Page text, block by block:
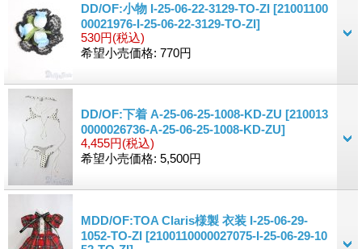
DD/OF:小物 I-25-06-22-3129-TO-ZI [21001100
00021976-I-25-06-22-3129-TO-ZI]
530円(税込)
希望小売価格: 770円
DD/OF:下着 A-25-06-25-1008-KD-ZU [210013
0000026736-A-25-06-25-1008-KD-ZU]
4,455円(税込)
希望小売価格: 5,500円
MDD/OF:TOA Claris様製 衣装 I-25-06-29-
1052-TO-ZI [2100110000027075-I-25-06-29-10